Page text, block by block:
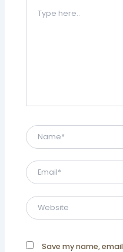
Type
Name*
Email*
Website
Save my name,